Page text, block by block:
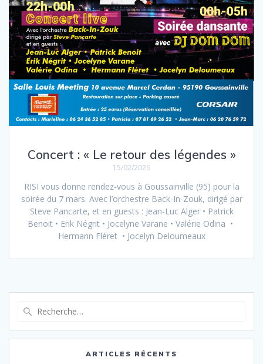
Concert : « Le retour des légendes »
15/02/2026
RISI vous donne rendez-vous à Goussainville (95) pour la
soirée du 7 mars. Avec l’orchestre Back-In-Zouk, dirigé par
Steve Pancarte, et en guests : Jean-Luc Alger • Patrick
Benoit • Erik Négrit • Jocelyne Varane • Valérie Odina •
Hermann Fléret • Jocelyn Deloumeaux
:
ARTICLES RÉCENTS